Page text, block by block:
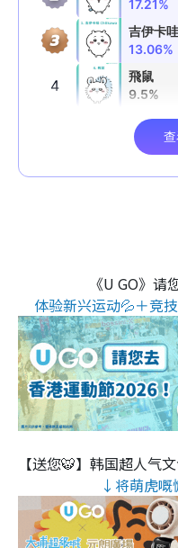
《U GO》请
体验新兴运动💦＋竞
【送您🐯】韩国超人气
↓将萌虎嘅